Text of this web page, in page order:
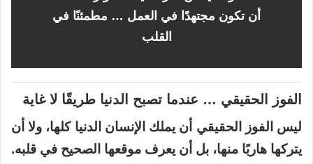
أن تكون مجتهدًا في العمل … مطمئنًا في
القلب
الفوز الحقيقي … عندما تصبح الدنيا طريقًا لا غاية
ليس الفوز الحقيقي أن يملك الإنسان الدنيا كلها، ولا أن
يتركها هاربًا منها، بل أن يعرف موقعها الصحيح في قلبه.